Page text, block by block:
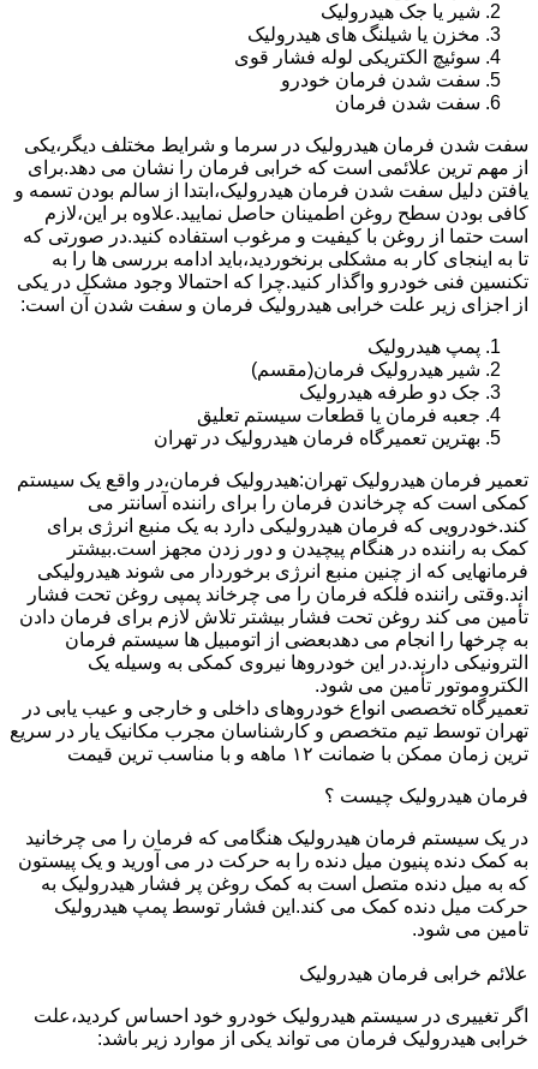
شیر یا جک هیدرولیک
مخزن یا شیلنگ های هیدرولیک
سوئیچ الکتریکی لوله فشار قوی
سفت شدن فرمان خودرو
سفت شدن فرمان
سفت شدن فرمان هیدرولیک در سرما و شرایط مختلف دیگر،یکی
از مهم ترین علائمی است که خرابی فرمان را نشان می دهد.برای
یافتن دلیل سفت شدن فرمان هیدرولیک،ابتدا از سالم بودن تسمه و
کافی بودن سطح روغن اطمینان حاصل نمایید.علاوه بر این،لازم
است حتما از روغن با کیفیت و مرغوب استفاده کنید.در صورتی که
تا به اینجای کار به مشکلی برنخوردید،باید ادامه بررسی ها را به
تکنسین فنی خودرو واگذار کنید.چرا که احتمالا وجود مشکل در یکی
از اجزای زیر علت خرابی هیدرولیک فرمان و سفت شدن آن است:
پمپ هیدرولیک
شیر هیدرولیک فرمان(مقسم)
جک دو طرفه هیدرولیک
جعبه فرمان یا قطعات سیستم تعلیق
بهترین تعمیرگاه فرمان هیدرولیک در تهران
تعمیر فرمان هیدرولیک تهران:هیدرولیک فرمان،در واقع یک سیستم
کمکی است که چرخاندن فرمان را برای راننده آسانتر می
کند.خودرویی که فرمان هیدرولیکی دارد به یک منبع انرژی برای
کمک به راننده در هنگام پیچیدن و دور زدن مجهز است.بیشتر
فرمانهایی که از چنین منبع انرژی برخوردار می شوند هیدرولیکی
اند.وقتی راننده فلکه فرمان را می چرخاند پمپی روغن تحت فشار
تأمین می کند روغن تحت فشار بیشتر تلاش لازم برای فرمان دادن
به چرخها را انجام می دهدبعضی از اتومبیل ها سیستم فرمان
الترونیکی دارند.در این خودروها نیروی کمکی به وسیله یک
الکتروموتور تأمین می شود.
تعمیرگاه تخصصی انواع خودروهای داخلی و خارجی و عیب یابی در
تهران توسط تیم متخصص و کارشناسان مجرب مکانیک یار در سریع
ترین زمان ممکن با ضمانت ۱۲ ماهه و با مناسب ترین قیمت
فرمان هیدرولیک چیست ؟
در یک سیستم فرمان هیدرولیک هنگامی که فرمان را می چرخانید
به کمک دنده پنیون میل دنده را به حرکت در می آورید و یک پیستون
که به میل دنده متصل است به کمک روغن پر فشار هیدرولیک به
حرکت میل دنده کمک می کند.این فشار توسط پمپ هیدرولیک
تامین می شود.
علائم خرابی فرمان هیدرولیک
اگر تغییری در سیستم هیدرولیک خودرو خود احساس کردید،علت
خرابی هیدرولیک فرمان می تواند یکی از موارد زیر باشد: